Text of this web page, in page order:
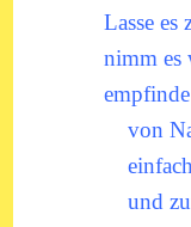
Lasse es
nimm es
von
und